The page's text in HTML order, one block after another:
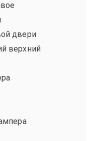
двери
верхний